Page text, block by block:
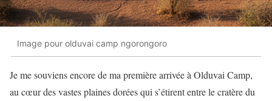
Image pour olduvai camp ngorongoro
Je me souviens encore de ma première arrivée à Olduvai Camp,
au cœur des vastes plaines dorées qui s’étirent entre le cratère du